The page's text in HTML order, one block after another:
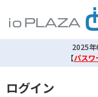
2025
【パスワ
ログイン